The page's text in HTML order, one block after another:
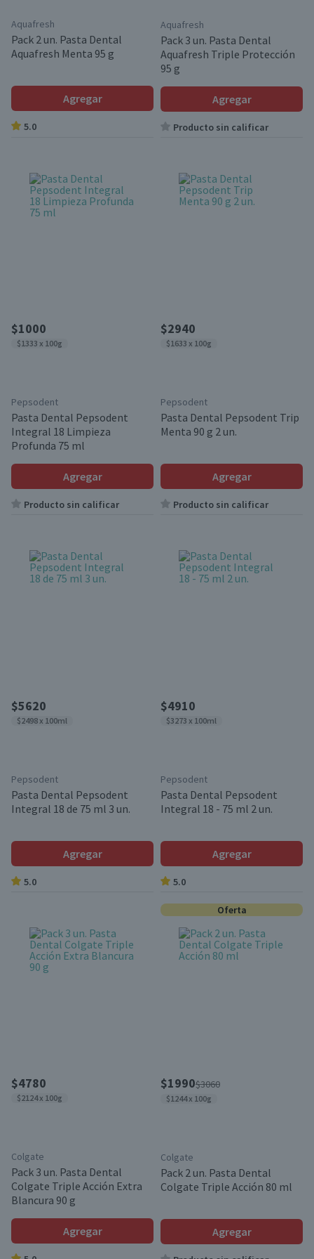
Aquafresh
Pack 2 un. Pasta Dental
Aquafresh Menta 95 g
Agregar
5.0
Aquafresh
Pack 3 un. Pasta Dental
Aquafresh Triple Protección
95 g
Agregar
Producto sin calificar
$1000
$1333 x 100g
Pepsodent
Pasta Dental Pepsodent
Integral 18 Limpieza
Profunda 75 ml
Agregar
Producto sin calificar
$2940
$1633 x 100g
Pepsodent
Pasta Dental Pepsodent Trip
Menta 90 g 2 un.
Agregar
Producto sin calificar
$5620
$2498 x 100ml
Pepsodent
Pasta Dental Pepsodent
Integral 18 de 75 ml 3 un.
Agregar
5.0
$4910
$3273 x 100ml
Pepsodent
Pasta Dental Pepsodent
Integral 18 - 75 ml 2 un.
Agregar
5.0
$4780
$2124 x 100g
Colgate
Pack 3 un. Pasta Dental
Colgate Triple Acción Extra
Blancura 90 g
Agregar
Oferta
$1990$3060
$1244 x 100g
Colgate
Pack 2 un. Pasta Dental
Colgate Triple Acción 80 ml
Agregar